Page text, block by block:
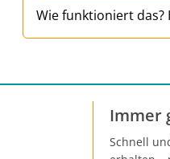
Wie funktioniert das?
Immer
Schnell